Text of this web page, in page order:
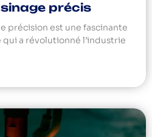
précis
précision est une fascinante
a révolutionné l’industrie